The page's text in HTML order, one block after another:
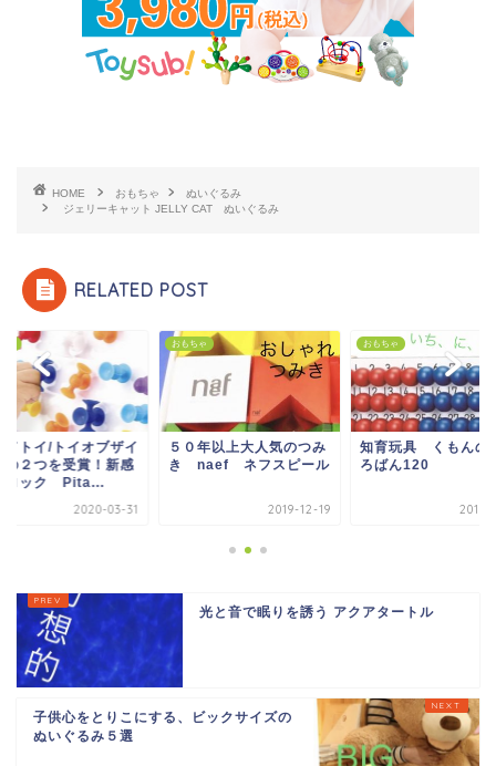
HOME おもちゃ
ぬいぐるみ
ジェリーキャット JELLY CAT ぬいぐるみ
RELATED POST
ドトイ/トイオブザイ
の２つを受賞！新感
ロック Pita...
2020-03-31
おもちゃ
５０年以上大人気のつみ
き naef ネフスピール
2019-12-19
おもちゃ
知育玩具 くもんの
ろばん120
2019-
光と音で眠りを誘う アクアタートル
子供心をとりこにする、ビックサイズの
ぬいぐるみ５選